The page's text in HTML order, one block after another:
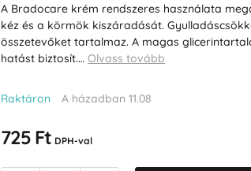
A Bradocare krém rendszeres használata
kéz és a körmök kiszáradását.
összetevőket tartalmaz. A magas
hatást biztosít.…Olvass tovább
Raktáron A házadban 11.08
725 Ft DPH-val